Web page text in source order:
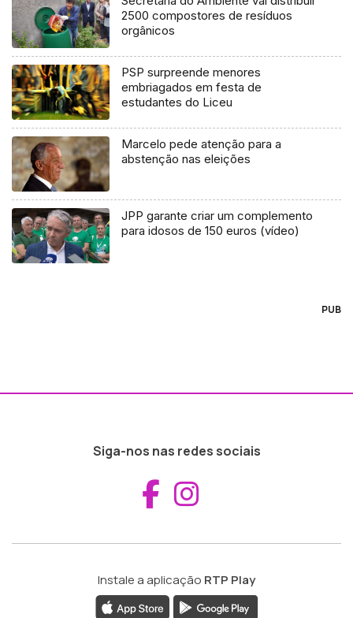
2500 compostores de resíduos
orgânicos
PSP surpreende menores
embriagados em festa de
estudantes do Liceu
Marcelo pede atenção para a
abstenção nas eleições
JPP garante criar um complemento
para idosos de 150 euros (vídeo)
PUB
Siga-nos nas redes sociais
Aceder ao
Instale a aplicação RTP Play